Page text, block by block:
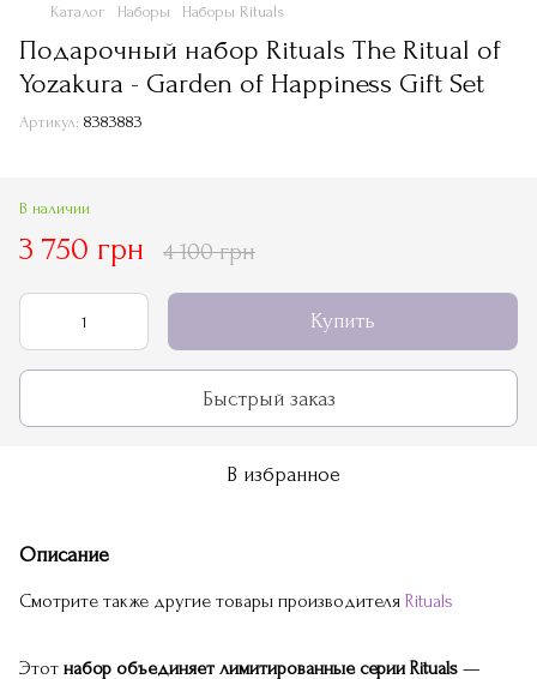
Каталог Наборы Наборы Rituals
Подарочный набор Rituals The Ritual of
Yozakura - Garden of Happiness Gift Set
Артикул: 8383883
В наличии
3 750 грн 4 100 грн
Купить
Быстрый заказ
В избранное
Описание
Смотрите также другие товары производителя Rituals
Этот набор объединяет лимитированные серии Rituals —